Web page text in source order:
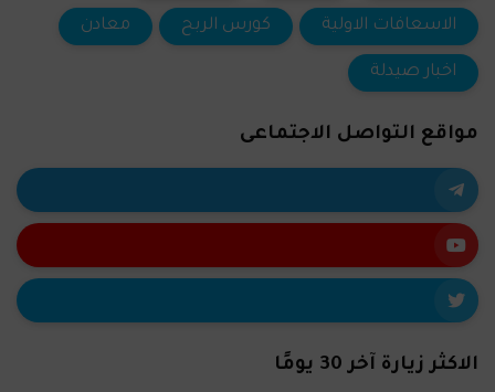
الاسعافات الاولية كورس الربح معادن
اخبار صيدلة
مواقع التواصل الاجتماعى
الاكثر زيارة آخر 30 يومًا